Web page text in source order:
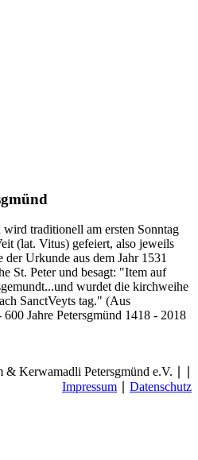
traditionell am ersten Sonntag
(lat. Vitus) gefeiert, also jeweils
Urkunde aus dem Jahr 1531
St. Peter und besagt: "Item auf
wurdet die kirchweihe
SanctVeyts tag." (Aus
Jahre Petersgmünd 1418 - 2018
Kerwamadli Petersgmünd e.V. ∣
Impressum
Datenschutz